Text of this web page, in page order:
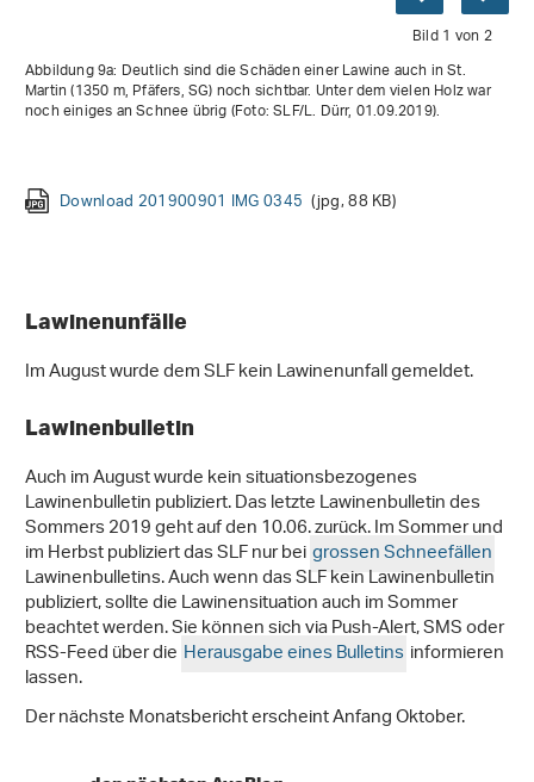
Bild 1 von 2
Abbildung 9a: Deutlich sind die Schäden einer Lawine auch in St.
Martin (1350 m, Pfäfers, SG) noch sichtbar. Unter dem vielen Holz war
noch einiges an Schnee übrig (Foto: SLF/L. Dürr, 01.09.2019).
Download 201900901 IMG 0345 (jpg, 88 KB)
Lawinenunfälle
Im August wurde dem SLF kein Lawinenunfall gemeldet.
Lawinenbulletin
Auch im August wurde kein situationsbezogenes
Lawinenbulletin publiziert. Das letzte Lawinenbulletin des
Sommers 2019 geht auf den 10.06. zurück. Im Sommer und
im Herbst publiziert das SLF nur beigrossen Schneefällen
Lawinenbulletins. Auch wenn das SLF kein Lawinenbulletin
publiziert, sollte die Lawinensituation auch im Sommer
beachtet werden. Sie können sich via Push-Alert, SMS oder
RSS-Feed über die Herausgabe eines Bulletinsinformieren
lassen.
Der nächste Monatsbericht erscheint Anfang Oktober.